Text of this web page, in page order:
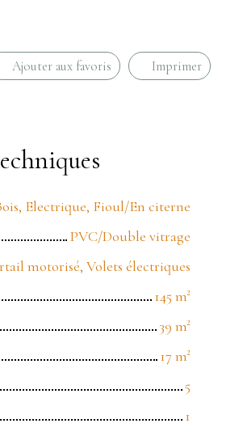
Ajouter aux favoris Imprimer
Electrique, Fioul/En citerne
PVC/Double vitrage
motorisé, Volets électriques
145 m²
39 m²
17 m²
5
1